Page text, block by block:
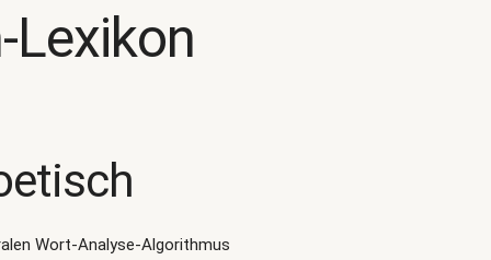
Wort-Analyse-Algorithmus